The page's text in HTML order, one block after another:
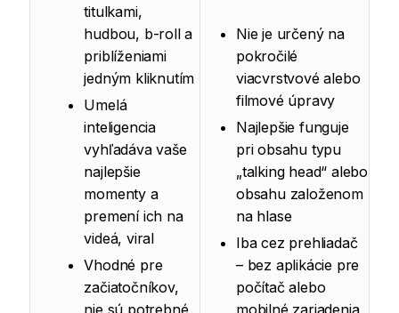
titulkami,
hudbou, b-roll a
priblíženiami
jedným kliknutím
Umelá
inteligencia
vyhľadáva vaše
najlepšie
momenty a
premení ich na
videá, viral
Vhodné pre
začiatočníkov,
Nie je určený na
pokročilé
viacvrstvové alebo
filmové úpravy
Najlepšie funguje
pri obsahu typu
„talking head“ alebo
obsahu založenom
na hlase
Iba cez prehliadač
– bez aplikácie pre
počítač alebo